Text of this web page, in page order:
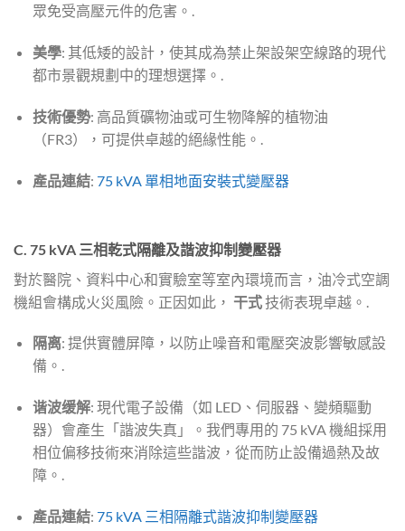
眾免受高壓元件的危害。.
美學: 其低矮的設計，使其成為禁止架設架空線路的現代
都市景觀規劃中的理想選擇。.
技術優勢: 高品質礦物油或可生物降解的植物油
（FR3），可提供卓越的絕緣性能。.
產品連結: 75 kVA 單相地面安裝式變壓器
C. 75 kVA 三相乾式隔離及諧波抑制變壓器
對於醫院、資料中心和實驗室等室內環境而言，油冷式空調
機組會構成火災風險。正因如此， 干式技術表現卓越。.
隔离: 提供實體屏障，以防止噪音和電壓突波影響敏感設
備。.
谐波缓解: 現代電子設備（如 LED、伺服器、變頻驅動
器）會產生「諧波失真」。我們專用的 75 kVA 機組採用
相位偏移技術來消除這些諧波，從而防止設備過熱及故
障。.
產品連結: 75 kVA 三相隔離式諧波抑制變壓器